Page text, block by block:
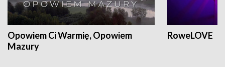
Opowiem Ci Warmię, Opowiem
Mazury
RoweLOVE